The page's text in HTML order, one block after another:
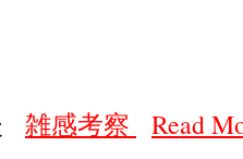
雑感考察 Read